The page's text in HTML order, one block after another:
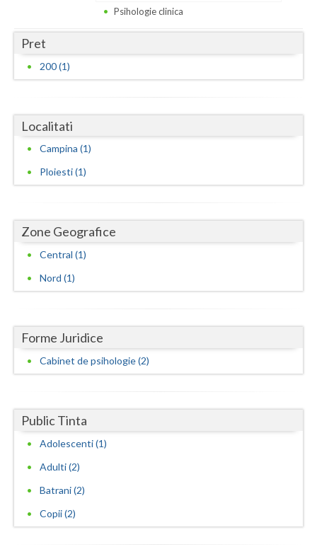
Hunedoara
Ialomita
Ilfov
Maramures
Mehedinti
Neamt
Olt
Prahova
Satu-Mare
Sibiu
Tulcea
Valcea
Psihologie clinica
Pret
200 (1)
Localitati
Campina (1)
Ploiesti (1)
Zone Geografice
Central (1)
Nord (1)
Forme Juridice
Cabinet de psihologie (2)
Public Tinta
Adolescenti (1)
Adulti (2)
Batrani (2)
Copii (2)